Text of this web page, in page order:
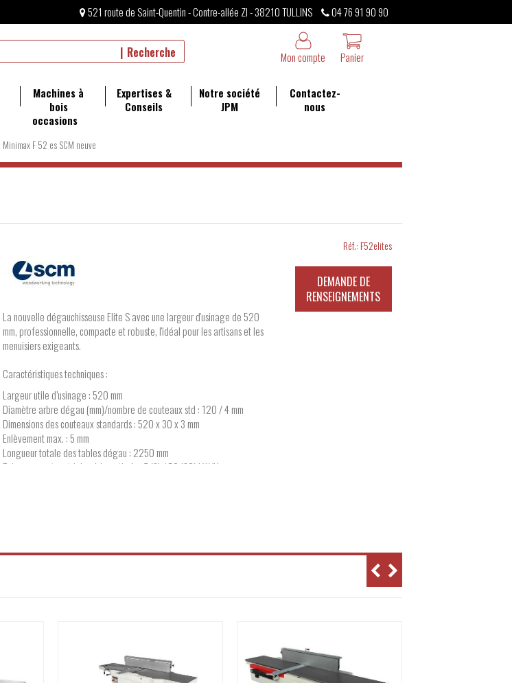
521 route de Saint-Quentin - Contre-allée ZI - 38210 TULLINS
04 76 91 90 90
Recherche Panier
Mon compte
Machines à
bois
occasions
Expertises &
Conseils
Notre société
JPM
Contactez-
nous
Minimax F 52 es SCM neuve
La nouvelle dégauchisseuse Elite S avec une largeur d'usinage de 520
mm, professionnelle, compacte et robuste, l'idéal pour les artisans et les
menuisiers exigeants.
Caractéristiques techniques :
Largeur utile d’usinage : 520 mm
Diamètre arbre dégau (mm)/nombre de couteaux std : 120 / 4 mm
Dimensions des couteaux standards : 520 x 30 x 3 mm
Enlèvement max. : 5 mm
Longueur totale des tables dégau : 2250 mm
Puissance moteur triphasé à partir de : 7 (9) / 50 (60) kW/Hz
Réf.: F52elites
DEMANDE DE
RENSEIGNEMENTS